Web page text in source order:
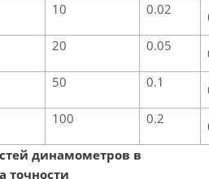
10 0.02
20 0.05
50 0.1
100 0.2
динамометров в
точности